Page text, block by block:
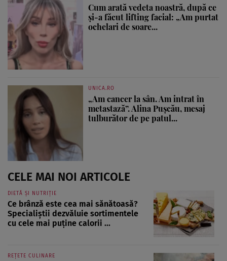
Cum arată vedeta noastră, după ce
și-a făcut lifting facial: „Am purtat
ochelari de soare...
UNICA.RO
„Am cancer la sân. Am intrat în
metastază”. Alina Pușcău, mesaj
tulburător de pe patul...
CELE MAI NOI ARTICOLE
DIETĂ ȘI NUTRIȚIE
Ce brânză este cea mai sănătoasă?
Specialiștii dezvăluie sortimentele
cu cele mai puține calorii ...
REȚETE CULINARE